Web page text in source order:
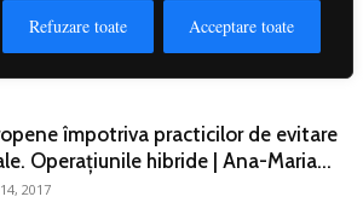
Refuzare toate Acceptare toate
ale îndatorării – reguli fiscale
2018. De...
împotriva practicilor de evitare
Operațiunile hibride | Ana-Maria...
2017